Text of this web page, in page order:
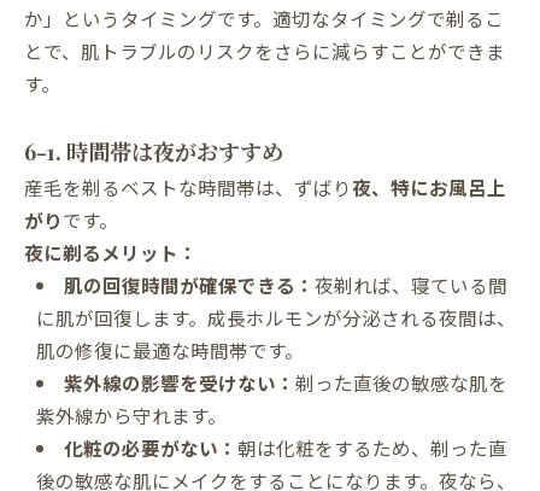
か」というタイミングです。適切なタイミングで剃るこ
とで、肌トラブルのリスクをさらに減らすことができま
す。
6-1. 時間帯は夜がおすすめ
産毛を剃るベストな時間帯は、ずばり夜、特にお風呂上
がりです。
夜に剃るメリット：
肌の回復時間が確保できる： 夜剃れば、寝ている間
に肌が回復します。成長ホルモンが分泌される夜間は、
肌の修復に最適な時間帯です。
紫外線の影響を受けない： 剃った直後の敏感な肌を
紫外線から守れます。
化粧の必要がない： 朝は化粧をするため、剃った直
後の敏感な肌にメイクをすることになります。夜なら、